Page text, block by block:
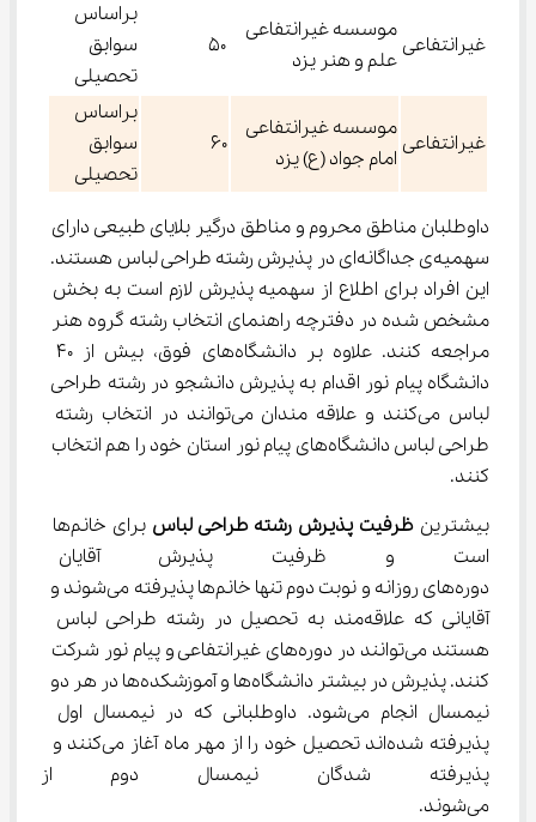
غیرانتفاعی
موسسه غیرانتفاعی
علم و هنر یزد
۵۰
براساس
سوابق
تحصیلی
غیرانتفاعی
موسسه غیرانتفاعی
امام جواد (ع) یزد
۶۰
براساس
سوابق
تحصیلی
داوطلبان مناطق محروم و مناطق درگیر بلایای طبیعی دارای
سهمیه‌ی جداگانه‌ای در پذیرش رشته طراحی لباس هستند.
این افراد برای اطلاع از سهمیه پذیرش لازم است به بخش
مشخص شده در دفترچه راهنمای انتخاب رشته گروه هنر
دانشگاه پیام نور اقدام به پذیرش دانشجو در رشته طراحی
لباس می‌کنند و علاقه مندان می‌توانند در انتخاب رشته
طراحی لباس دانشگاه‌های پیام نور استان خود را هم انتخاب
کنند.
بیشترین ظرفیت پذیرش رشته طراحی لباس
برای خانم‌ها
است و ظرفیت پذیرش آقایان
دوره‌های روزانه و نوبت دوم تنها خانم‌ها پذیرفته می‌شوند و
آقایانی که علاقه‌مند به تحصیل در رشته طراحی لباس
هستند می‌توانند در دوره‌های غیرانتفاعی و پیام نور شرکت
کنند. پذیرش در بیشتر دانشگاه‌ها و آموزشکده‌ها در هر دو
نیمسال انجام می‌شود. داوطلبانی که در نیمسال اول
پذیرفته شده‌اند تحصیل خود را از مهر ماه آغاز می‌کنند و
پذیرفته شدگان نیمسال دوم از
می‌شوند.